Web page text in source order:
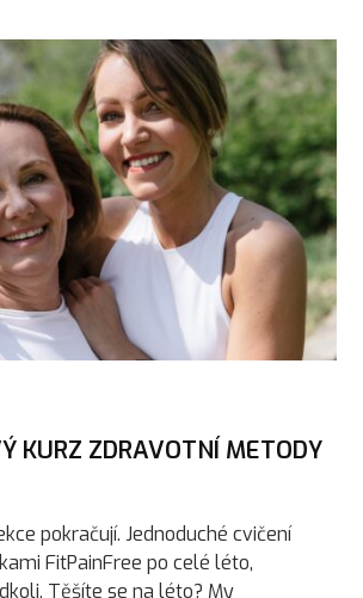
KURZ ZDRAVOTNÍ METODY
pokračují. Jednoduché cvičení
FitPainFree po celé léto,
Těšíte se na léto? My